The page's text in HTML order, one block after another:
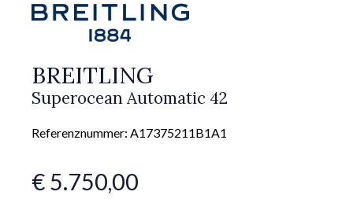
BREITLING
Superocean Automatic 42
Referenznummer: A17375211B1A1
€ 5.750,00